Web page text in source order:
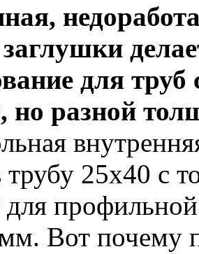
для
но разной
25х40 с
для
Вот почему